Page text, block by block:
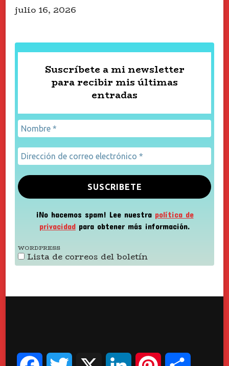
julio 16, 2026
Suscríbete a mi newsletter
para recibir mis últimas
entradas
¡No hacemos spam! Lee nuestra política de
privacidad para obtener más información.
WORDPRESS
Lista de correos del boletín